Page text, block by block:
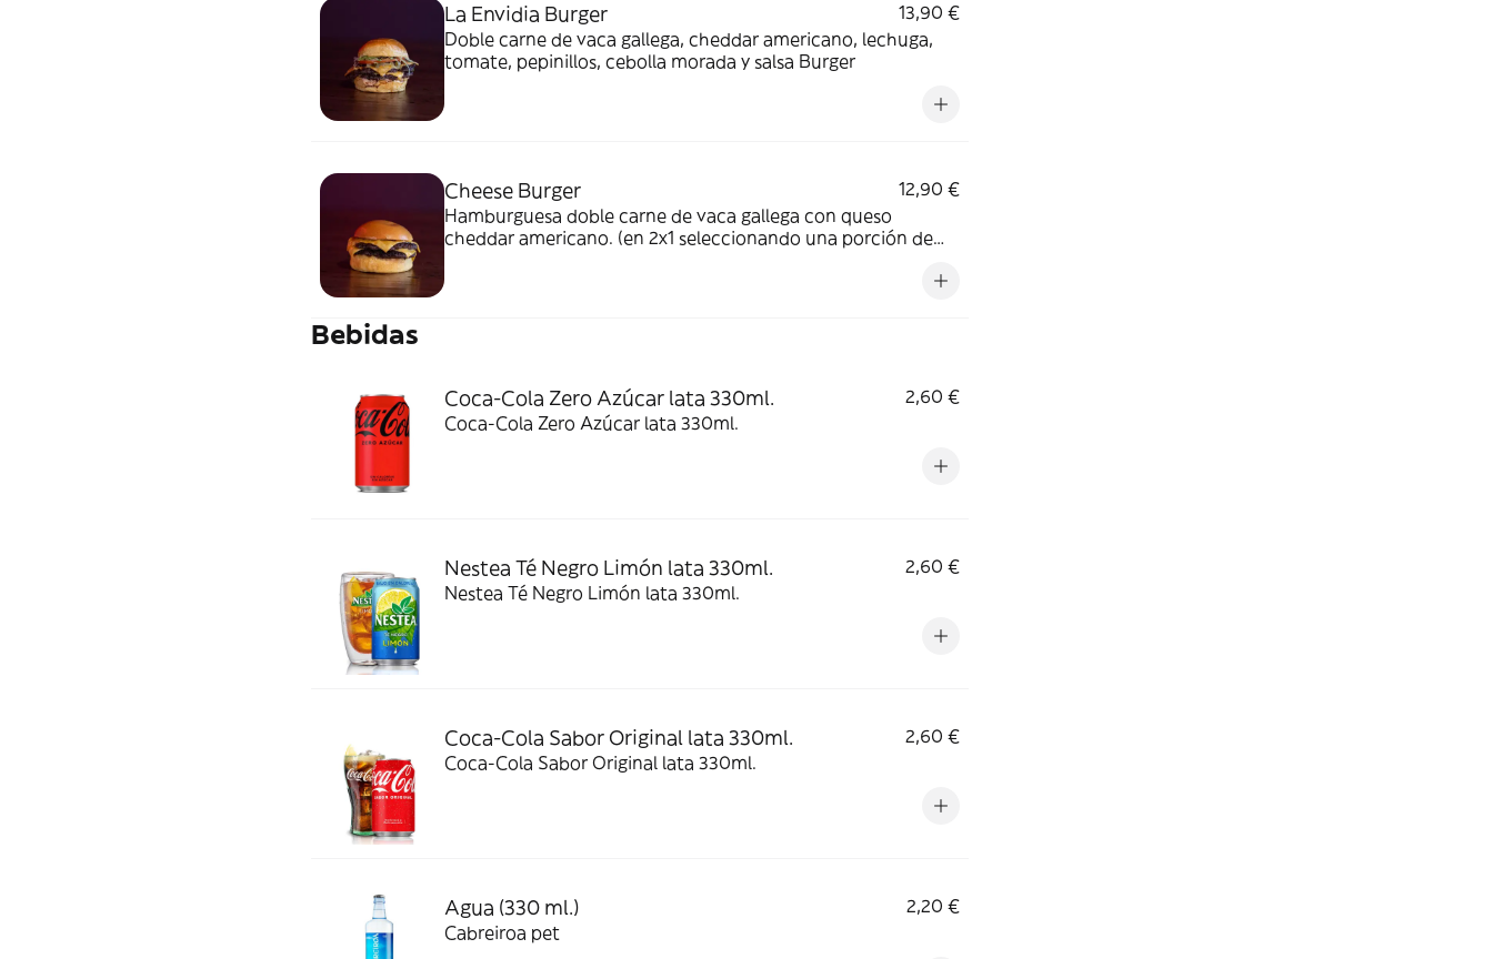
La Envidia Burger
13,90 €
Doble carne de vaca gallega, cheddar americano, lechuga,
tomate, pepinillos, cebolla morada y salsa Burger
Cheese Burger
12,90 €
Hamburguesa doble carne de vaca gallega con queso
cheddar americano. (en 2x1 seleccionando una porción de
Bebidas
Coca-Cola Zero Azúcar lata 330ml.
2,60 €
Coca-Cola Zero Azúcar lata 330ml.
Nestea Té Negro Limón lata 330ml.
2,60 €
Nestea Té Negro Limón lata 330ml.
Coca-Cola Sabor Original lata 330ml.
2,60 €
Coca-Cola Sabor Original lata 330ml.
Agua (330 ml.)
2,20 €
Cabreiroa pet